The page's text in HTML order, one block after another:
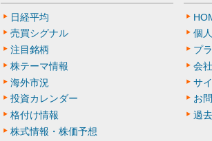
日経平均
売買シグナル
注目銘柄
株テーマ情報
海外市況
投資カレンダー
格付け情報
株式情報・株価予想
個
プ
会
サ
お
過